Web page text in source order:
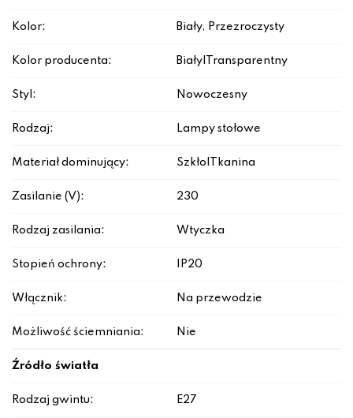
Kolor: Biały, Przezroczysty
Kolor producenta: Biały|Transparentny
Styl: Nowoczesny
Rodzaj: Lampy stołowe
Materiał dominujący: Szkło|Tkanina
Zasilanie (V): 230
Rodzaj zasilania: Wtyczka
Stopień ochrony: IP20
Włącznik: Na przewodzie
Możliwość ściemniania: Nie
Źródło światła
Rodzaj gwintu: E27